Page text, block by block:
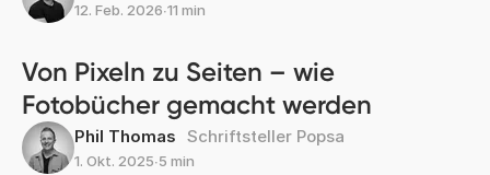
12. Feb. 2026∙11 min
Von Pixeln zu Seiten – wie
Fotobücher gemacht werden
Phil Thomas Schriftsteller Popsa
1. Okt. 2025∙5 min